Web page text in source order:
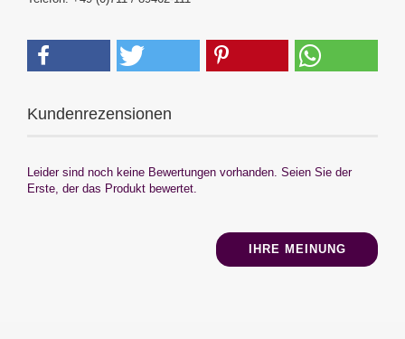
Kundenrezensionen
Leider sind noch keine Bewertungen vorhanden. Seien Sie der
Erste, der das Produkt bewertet.
IHRE MEINUNG